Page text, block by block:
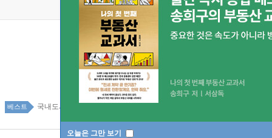
오늘은 그만 보기
베스트 국내도서 top100 9주